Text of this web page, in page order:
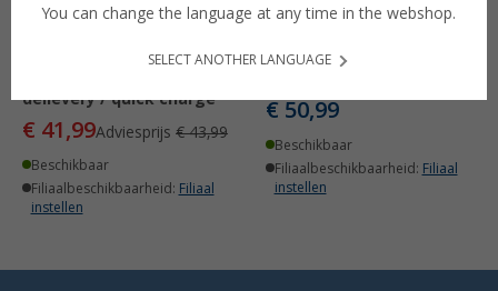
voudig met USB-C / USB-A
delievery / quick charge
€ 41,99Adviesprijs € 43,99
Beschikbaar
Filiaalbeschikbaarheid: Filiaal
instellen
Bluetooth-luidspreker 8
€ 50,99
Beschikbaar
Filiaalbeschikbaarheid: Filiaal
instellen
You can change the language at any time in the webshop.
SELECT ANOTHER LANGUAGE